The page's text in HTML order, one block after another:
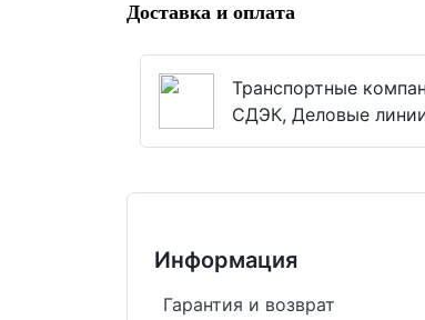
Доставка и оплата
Транспортные
СДЭК, Деловые
Информация
Гарантия и возврат